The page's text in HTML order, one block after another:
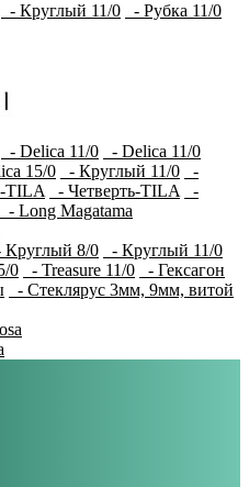
- Круглый 11/0 - Рубка 11/0
- Delica 11/0
- Delica 11/0
15/0 - Круглый 11/0
-
TILA - Четверть-TILA
-
- Long Magatama
Круглый 8/0
- Круглый 11/0
0
- Treasure 11/0
- Гексагон
- Стеклярус 3мм, 9мм, витой